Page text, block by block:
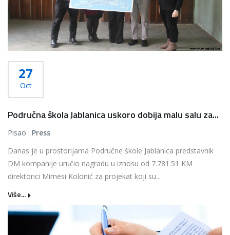
27
Oct
Područna škola Jablanica uskoro dobija malu salu za...
Pisao : Press
Danas je u prostorijama Područne škole Jablanica predstavnik
DM kompanije uručio nagradu u iznosu od 7.781.51 KM
direktorici Mirnesi Kolonić za projekat koji su...
Više...